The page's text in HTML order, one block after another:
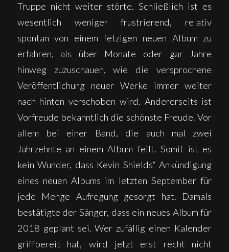
Truppe nicht weiter störte. Schließlich ist es
wesentlich weniger frustrierend, relativ
spontan von einem fetzigen neuen Album zu
erfahren, als über Monate oder gar Jahre
hinweg zuzuschauen, wie die versprochene
Veröffentlichung neuer Werke immer weiter
nach hinten verschoben wird. Andererseits ist
Vorfreude bekanntlich die schönste Freude. Vor
allem bei einer Band, die auch mal zwei
Jahrzehnte an einem Album feilt. Somit ist es
kein Wunder, dass Kevin Shields“ Ankündigung
eines neuen Albums im letzten September für
jede Menge Aufregung gesorgt hat. Damals
bestätigte der Sänger, dass ein neues Album für
2018 geplant sei. Wer zufällig einen Kalender
griffbereit hat, wird jetzt erst recht nicht